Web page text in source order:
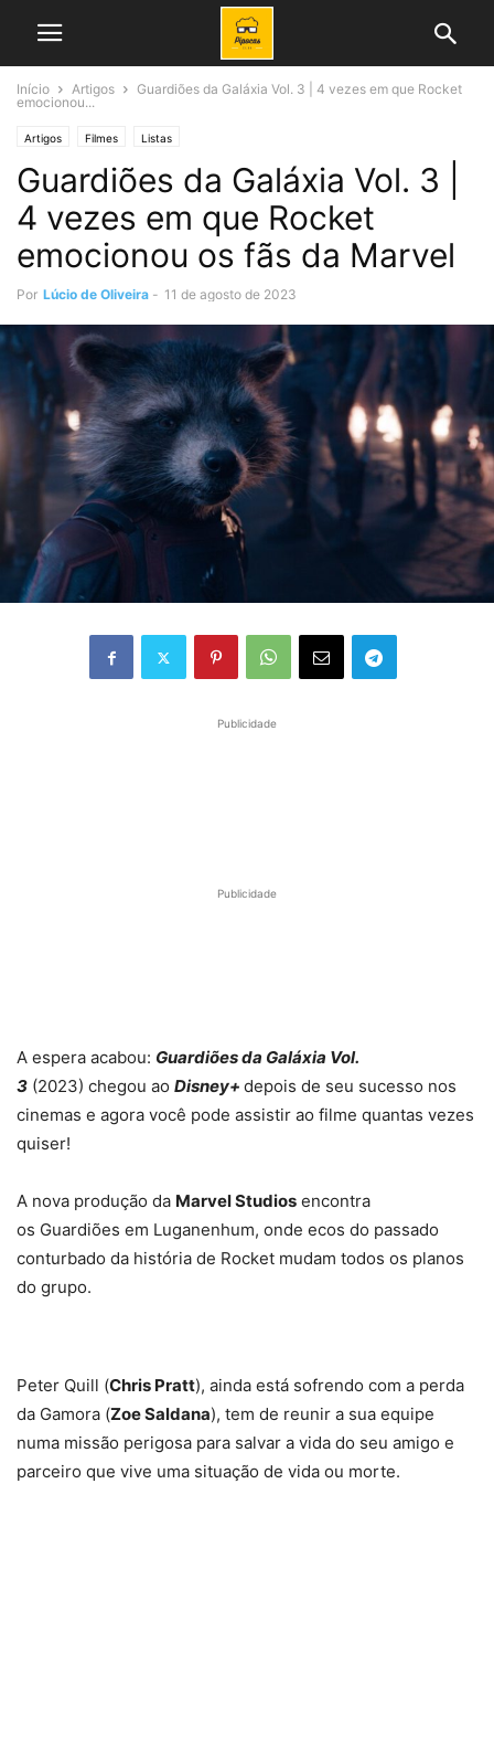
Início Artigos
Guardiões da Galáxia Vol. 3 | 4 vezes em que Rocket
emocionou...
Artigos Filmes Listas
Guardiões da Galáxia Vol. 3 |
4 vezes em que Rocket
emocionou os fãs da Marvel
Por Lúcio de Oliveira - 11 de agosto de 2023
Publicidade
Publicidade
A espera acabou: Guardiões da Galáxia Vol.
3 (2023) chegou ao Disney+ depois de seu sucesso nos
cinemas e agora você pode assistir ao filme quantas vezes
quiser!
A nova produção da Marvel Studios encontra
os Guardiões em Luganenhum, onde ecos do passado
conturbado da história de Rocket mudam todos os planos
do grupo.
Peter Quill (Chris Pratt), ainda está sofrendo com a perda
da Gamora (Zoe Saldana), tem de reunir a sua equipe
numa missão perigosa para salvar a vida do seu amigo e
parceiro que vive uma situação de vida ou morte.